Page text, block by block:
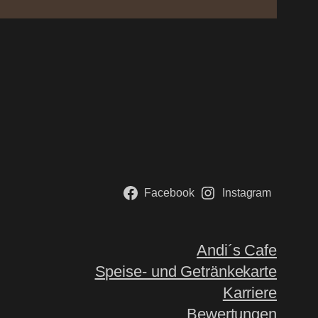
Facebook Instagram
Andi´s Cafe
Speise- und Getränkekarte
Karriere
Bewertungen